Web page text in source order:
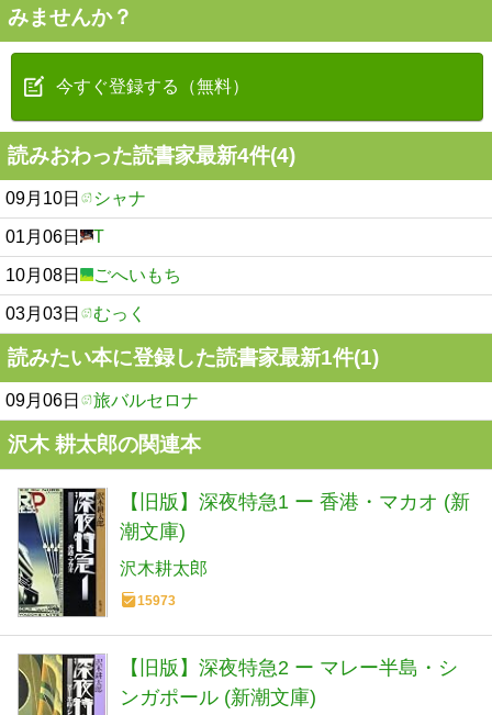
みませんか？
今すぐ登録する（無料）
読みおわった読書家最新4件(4)
09月10日 シャナ
01月06日 T
10月08日 ごへいもち
03月03日 むっく
読みたい本に登録した読書家最新1件(1)
09月06日 旅バルセロナ
沢木 耕太郎の関連本
【旧版】深夜特急1 ー 香港・マカオ (新
潮文庫)
沢木耕太郎
15973
【旧版】深夜特急2 ー マレー半島・シ
ンガポール (新潮文庫)